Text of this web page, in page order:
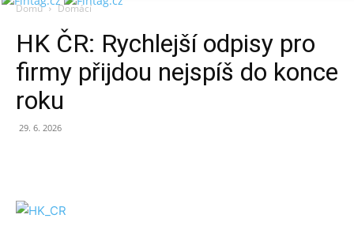
Domů Domácí
HK ČR: Rychlejší odpisy pro
firmy přijdou nejspíš do konce
roku
29. 6. 2026